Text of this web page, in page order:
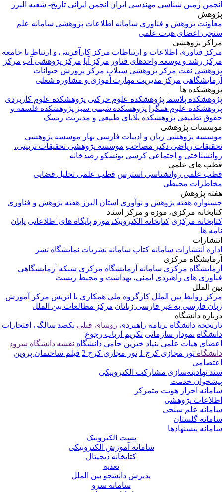
زمین شناسی مهندسی ایرانانجمن ایرانی تاریخ- شعبه البرز
پژوهش و فناوری سامانه اطلاعات پژوهشی سامانه علم
اعضای هیات علمی
پژوهشی
فناوری اطلاعات و ارتباطات مرکز کارآفرینی و ارتباط با جامعه
رشد و توسعه واحدهای فناور مرکز آپا مرکز پژوهشی آب مرکز
نفت مرکز پژوهشی سیلاب مرکز پرورش حیوانات
مرکز مدیریت مهارت آموزی و مشاوره شغلی
ها
پلاسما پژوهشکده علوم حرکتی پژوهشکده علوم کاربردی
علوم همگرا
پژوهشکده شیمی سبز پژوهشکده فلسفه و
تطبیقی پژوهشکده بلایای طبیعی و مدیریت ریسک
پژوهشی
پژوهشی زبان و ادبیات فارسی بهار موسسه پژوهشی
ریاضی دکتر مصاحب موسسه پژوهشی تحقیقات تربیتی،
و اجتماعی کرسی یونسکو رصدخانه
های علمی
علمی روانشناسی استرس قطب علمی تحلیل فضایی
محیطی
پژوهش
هفته پژوهش و نوآوری استان البرز هفته پژوهش و فناوری
مرکزی، موزه و مرکز اسناد
مرکزی کتابخانه الکترونیک موزه پایگاه های اطلاعاتی پایان
ها
انتشارات سامانه کتاب سامانه نشریات نمایشگاه نشر
مرکزی
مرکزی سامانه آزمایشگاه مرکزی شبکه آزمایشگاهی
های راهبردی ایمنی، بهداشت و محیط زیست
الملل
روابط بین الملل کارگروه ملی همکاری با اتریش مرکز آموزش
فارسی به غیر فارسی زبانان مرکز مطالعات بین الملل
دانشگاه
دانشگاه برنامه راهبردی روسای قبلی یکصد سالگی افتخارات
نمودار سازمانی تکریم ارباب رجوع
هیات علمی بنیاد خیرین حامی دانشگاه نقشه دانشگاه سرود
تور مجازی کرج 1 تور مجازی کرج 2
فیلم ساختمان پروین
نهادینه‌سازی مشارکت الکترونیکی
خدمت
احراز هویت متمرکز
پژوهشی
علم سنجی
گلستان
پیشنهادها
پست الکترونیک
سامانه آموزش الکترونیکی
کتابخانه دیجیتال
تغذیه
پذیرش دانشجو بین الملل
سامانه سرو